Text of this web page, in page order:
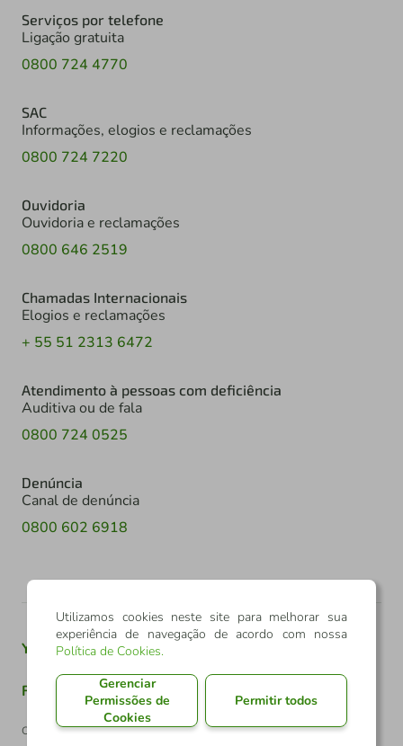
Serviços por telefone
Ligação gratuita
0800 724 4770
SAC
Informações, elogios e reclamações
0800 724 7220
Ouvidoria
Ouvidoria e reclamações
0800 646 2519
Chamadas Internacionais
Elogios e reclamações
+ 55 51 2313 6472
Atendimento à pessoas com deficiência
Auditiva ou de fala
0800 724 0525
Denúncia
Canal de denúncia
0800 602 6918
Youtube Twitter
Facebook TikTok
Confederação Sicredi
Utilizamos cookies neste site para melhorar sua
experiência de navegação de acordo com nossa
Política de Cookies.
Gerenciar
Permissões de
Cookies
Permitir todos